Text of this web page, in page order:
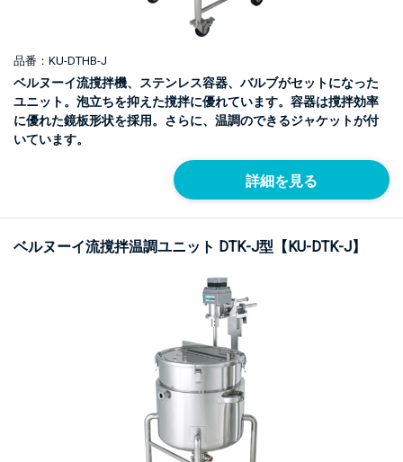
品番：KU-DTHB-J
ベルヌーイ流撹拌機、ステンレス容器、バルブがセットになった
ユニット。泡立ちを抑えた撹拌に優れています。容器は撹拌効率
に優れた鏡板形状を採用。さらに、温調のできるジャケットが付
いています。
詳細を見る
ベルヌーイ流撹拌温調ユニット DTK-J型【KU-DTK-J】